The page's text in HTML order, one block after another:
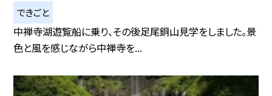
できごと
中禅寺湖遊覧船に乗り、その後足尾銅山見学をしました。景
色と風を感じながら中禅寺を...